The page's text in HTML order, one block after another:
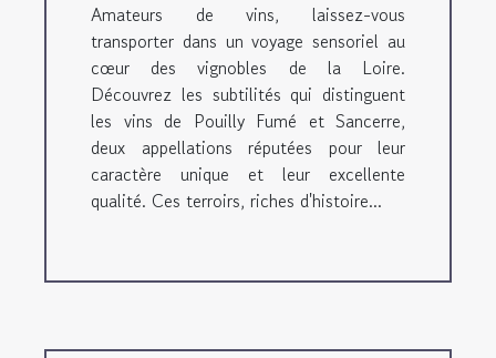
Amateurs de vins, laissez-vous
transporter dans un voyage sensoriel au
cœur des vignobles de la Loire.
Découvrez les subtilités qui distinguent
les vins de Pouilly Fumé et Sancerre,
deux appellations réputées pour leur
caractère unique et leur excellente
qualité. Ces terroirs, riches d'histoire...